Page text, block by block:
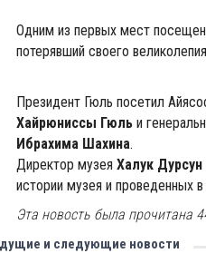
Одним из первых мест
потерявший своего
Президент Гюль посетил
Хайрюниссы Гюль и
Ибрахима Шахина.
Директор музея Халук Дурсун
истории музея и проведенных
Эта новость была прочитана
и следующие новости